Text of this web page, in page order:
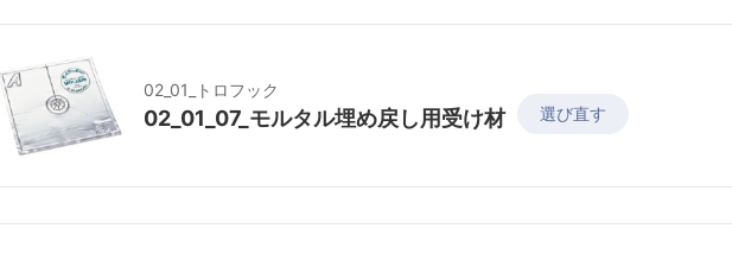
02_01_トロフック
02_01_07_モルタル埋め戻し用受け材 選び直す